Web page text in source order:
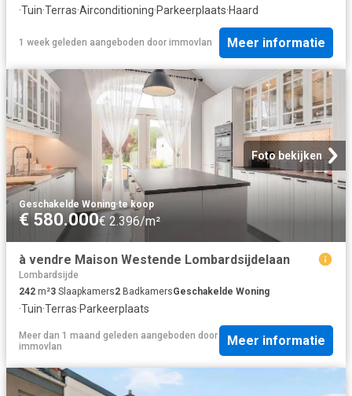
·Tuin·Terras·Airconditioning·Parkeerplaats·Haard
1 week geleden aangeboden door immovlan Meer informatie
Foto bekijken
Geschakelde Woning·te koop
€ 580.000€ 2.396/m²
à vendre Maison Westende Lombardsijdelaan
Lombardsijde
242 m²3 Slaapkamers2 BadkamersGeschakelde Woning
·Tuin·Terras·Parkeerplaats
Meer dan 1 maand geleden aangeboden door
immovlan
Meer informatie